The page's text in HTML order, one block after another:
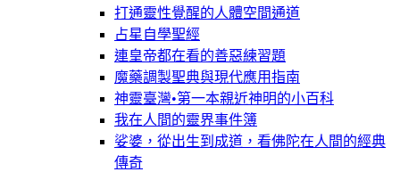
打通靈性覺醒的人體空間通道
占星自學聖經
連皇帝都在看的善惡練習題
魔藥調製聖典與現代應用指南
神靈臺灣•第一本親近神明的小百科
我在人間的靈界事件簿
娑婆，從出生到成道，看佛陀在人間的經典
傳奇